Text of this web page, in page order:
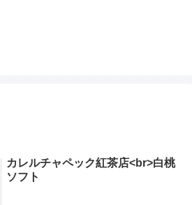
カレルチャペック紅茶店<br>白桃
ソフト